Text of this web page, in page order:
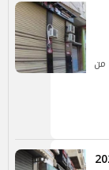
من
الصيفي 2026